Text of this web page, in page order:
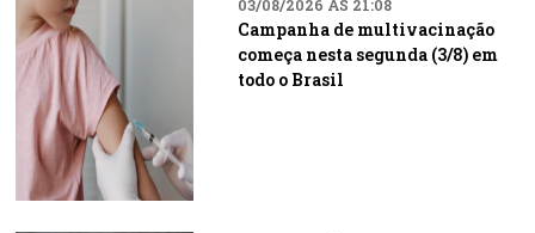
03/08/2026 ÀS 21:08
Campanha de multivacinação
começa nesta segunda (3/8) em
todo o Brasil